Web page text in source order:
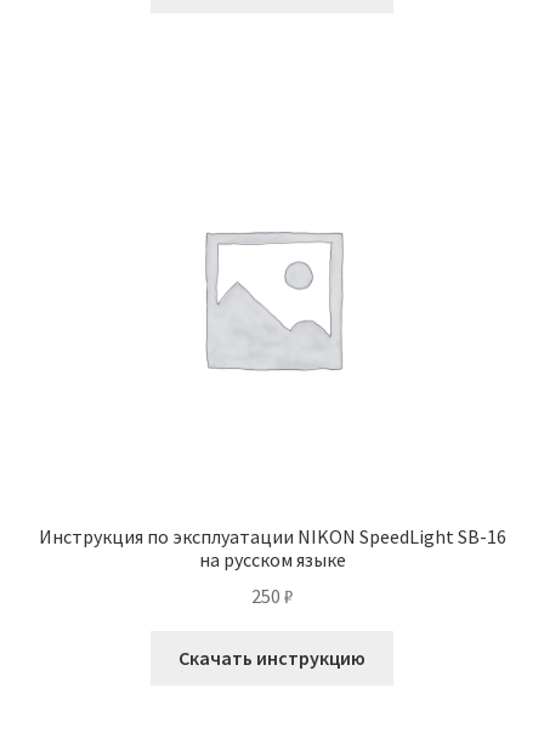
Инструкция по эксплуатации NIKON SpeedLight SB-16
на русском языке
250 ₽
Скачать инструкцию